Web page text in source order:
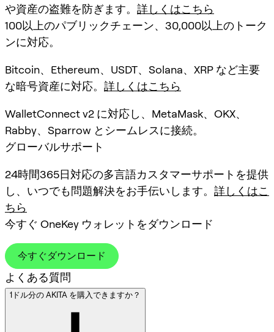
や資産の盗難を防ぎます。 詳しくはこちら
100以上のパブリックチェーン、30,000以上のトーク
ンに対応。
Bitcoin、Ethereum、USDT、Solana、XRP など主要
な暗号資産に対応。 詳しくはこちら
WalletConnect v2 に対応し、MetaMask、OKX、
Rabby、Sparrow とシームレスに接続。
グローバルサポート
24時間365日対応の多言語カスタマーサポートを提供
し、いつでも問題解決をお手伝いします。 詳しくはこ
ちら
今すぐ OneKey ウォレットをダウンロード
今すぐダウンロード
よくある質問
1ドル分の AKITA を購入できますか？